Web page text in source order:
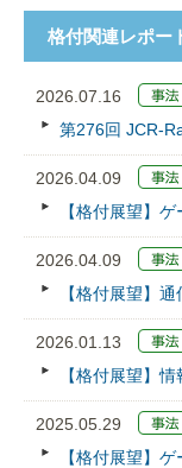
格付関連レポー
2026.07.16
第276回
2026.04.09
【格付展望】
2026.04.09
【格付展望】通
2026.01.13
【格付展望】
2025.05.29
【格付展望】